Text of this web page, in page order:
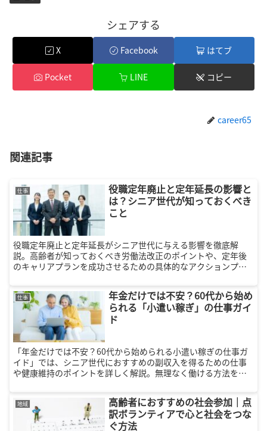
シェアする
X Facebook はてブ
Pocket LINE コピー
career65
関連記事
仕事
役職定年廃止と定年延長の影響と
は？シニア世代が知っておくべき
こと
役職定年廃止と定年延長がシニア世代に与える影響を徹底解
説。高齢者が知っておくべき労働法改正のポイントや、定年後
のキャリアプランを成功させるための具体的なアクションプラ
仕事
年金だけでは不安？60代から始め
られる「小遣い稼ぎ」の仕事ガイ
ド
「年金だけでは不安？60代から始められる小遣い稼ぎの仕事ガ
イド」では、シニア世代におすすめの副収入を得るための仕事
や健康維持のポイントを詳しく解説。無理なく働ける方法を見
地域
高齢者におすすめの社会参加｜点
訳ボランティアで心と社会をつな
ぐ方法